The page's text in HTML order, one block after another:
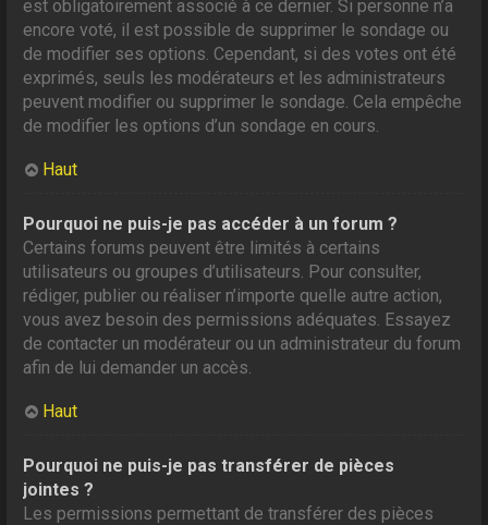
est obligatoirement associé à ce dernier. Si personne n’a
encore voté, il est possible de supprimer le sondage ou
de modifier ses options. Cependant, si des votes ont été
exprimés, seuls les modérateurs et les administrateurs
peuvent modifier ou supprimer le sondage. Cela empêche
de modifier les options d’un sondage en cours.
Haut
Pourquoi ne puis-je pas accéder à un forum ?
Certains forums peuvent être limités à certains
utilisateurs ou groupes d’utilisateurs. Pour consulter,
rédiger, publier ou réaliser n’importe quelle autre action,
vous avez besoin des permissions adéquates. Essayez
de contacter un modérateur ou un administrateur du forum
afin de lui demander un accès.
Haut
Pourquoi ne puis-je pas transférer de pièces
jointes ?
Les permissions permettant de transférer des pièces